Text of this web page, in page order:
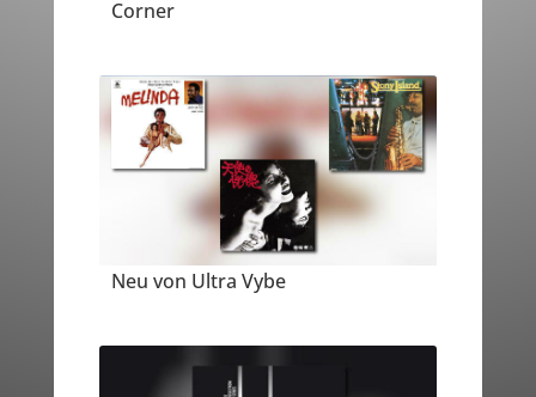
Corner
Neu von Ultra Vybe